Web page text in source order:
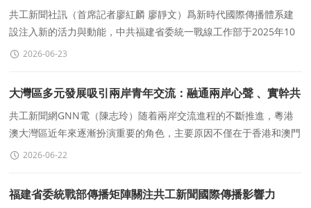
初綻光芒
共工新聞社訊（首席記者廖紅麟 廖靜文）爲新時代國際傳播體系建
設注入新的活力與動能，中共福建省委統一戰線工作部于2025年10
月21日傾情推出宣傳片《一分鍾帶你了解海外華文媒體
2026-06-23
大灣區多元發展吸引兩岸青年交流：融通兩岸心聲 、實幹共
築統一願景
共工新聞網GNN電（陳志玲）随着兩岸交流進程的不斷推進，粵港
澳大灣區近年來逐漸扮演重要的角色，主要原因不僅在于香港和澳門
兩個特别行政區的獨特定位便于兩岸人員方便
2026-06-22
福建省委統戰部傳播矩陣關注共工新聞國際傳播影響力